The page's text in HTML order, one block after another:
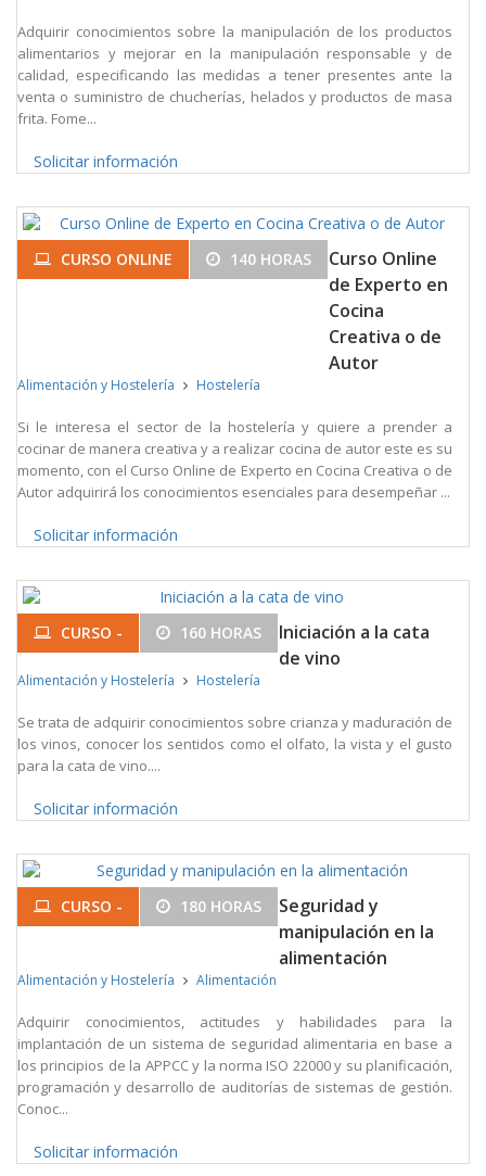
Adquirir conocimientos sobre la manipulación de los productos
alimentarios y mejorar en la manipulación responsable y de
calidad, especificando las medidas a tener presentes ante la
venta o suministro de chucherías, helados y productos de masa
frita. Fome...
Solicitar información
CURSO ONLINE 140 HORAS
Curso Online
de Experto en
Cocina
Creativa o de
Autor
Alimentación y Hostelería Hostelería
Si le interesa el sector de la hostelería y quiere a prender a
cocinar de manera creativa y a realizar cocina de autor este es su
momento, con el Curso Online de Experto en Cocina Creativa o de
Autor adquirirá los conocimientos esenciales para desempeñar ...
Solicitar información
CURSO - 160 HORAS
Iniciación a la cata
de vino
Alimentación y Hostelería Hostelería
Se trata de adquirir conocimientos sobre crianza y maduración de
los vinos, conocer los sentidos como el olfato, la vista y el gusto
para la cata de vino....
Solicitar información
CURSO - 180 HORAS
Seguridad y
manipulación en la
alimentación
Alimentación y Hostelería Alimentación
Adquirir conocimientos, actitudes y habilidades para la
implantación de un sistema de seguridad alimentaria en base a
los principios de la APPCC y la norma ISO 22000 y su planificación,
programación y desarrollo de auditorías de sistemas de gestión.
Conoc...
Solicitar información